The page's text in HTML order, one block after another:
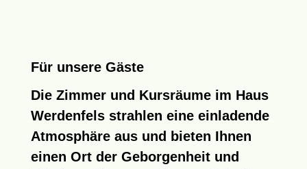
Für unsere Gäste
Die Zimmer und Kursräume im Haus
Werdenfelsstrahlen eine einladende
Atmosphäre aus und bieten Ihnen
einen Ort der Geborgenheit und